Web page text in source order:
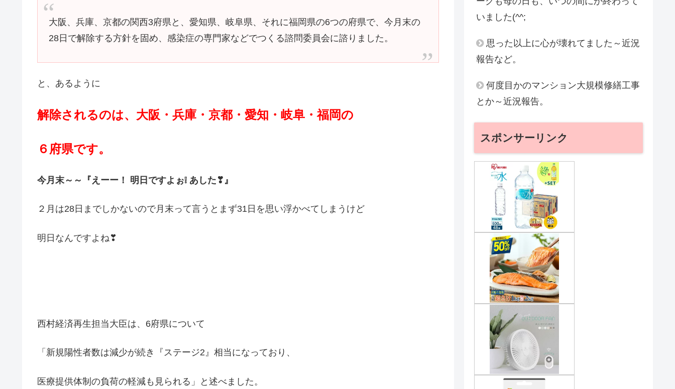
大阪、兵庫、京都の関西3府県と、愛知県、岐阜県、それに福岡県の6つの府県で、今月末の
28日で解除する方針を固め、感染症の専門家などでつくる諮問委員会に諮りました。
と、あるように
解除されるのは、大阪・兵庫・京都・愛知・岐阜・福岡の
６府県です。
今月末～～『えーー！ 明日ですよぉ❕ あした❣』
２月は28日までしかないので月末って言うとまず31日を思い浮かべてしまうけど
明日なんですよね❣
西村経済再生担当大臣は、6府県について
「新規陽性者数は減少が続き『ステージ2』相当になっており、
医療提供体制の負荷の軽減も見られる」と述べました。
いました(^^;
思った以上に心が壊れてました～近況
報告など。
何度目かのマンション大規模修繕工事
とか～近況報告。
スポンサーリンク